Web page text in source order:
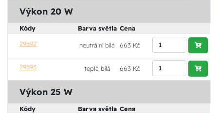
Výkon 20 W
Kódy Barva světla Cena
29592
neutrální bílá 663 Kč
29593 teplá bílá 663 Kč
Výkon 25 W
Kódy Barva světla Cena